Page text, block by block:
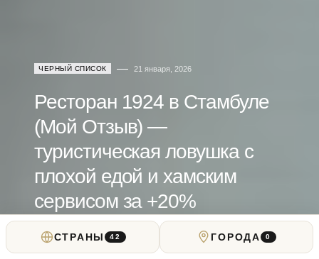
ЧЕРНЫЙ СПИСОК 21 января, 2026
Ресторан 1924 в Стамбуле
(Мой Отзыв) —
туристическая ловушка с
плохой едой и хамским
сервисом за +20%
от Alex Copenguy
СТРАНЫ 42 ГОРОДА 0